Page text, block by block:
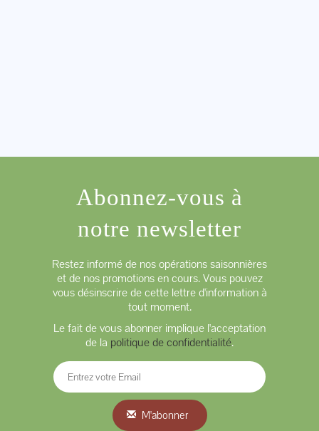
Abonnez-vous à
notre newsletter
Restez informé de nos opérations saisonnières
et de nos promotions en cours. Vous pouvez
vous désinscrire de cette lettre d'information à
tout moment.
Le fait de vous abonner implique l'acceptation
de la politique de confidentialité.
M'abonner